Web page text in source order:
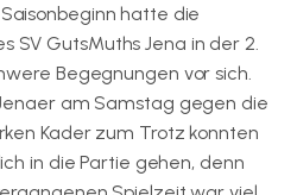
hatte die
SV GutsMuths Jena in der 2.
Begegnungen vor sich.
am Samstag gegen die
Kader zum Trotz konnten
in die Partie gehen, denn